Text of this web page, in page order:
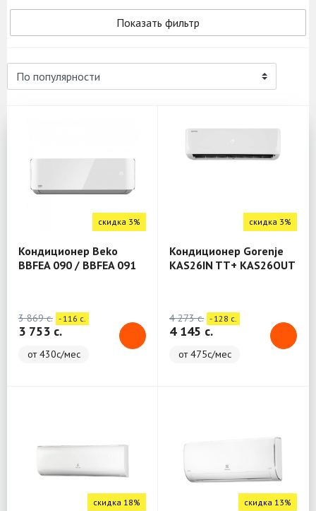
Показать фильтр
скидка 3%
Кондиционер Beko
BBFEA 090 / BBFEA 091
3 869 c. - 116 c.
3 753 c.
от 430с/мес
скидка 3%
Кондиционер Gorenje
KAS26IN TT+ KAS26OUT
4 273 c. - 128 c.
4 145 c.
от 475с/мес
скидка 18% скидка 13%